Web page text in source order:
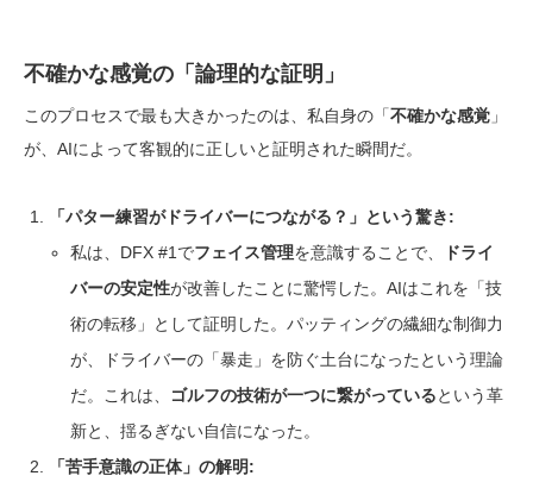
不確かな感覚の「論理的な証明」
このプロセスで最も大きかったのは、私自身の「不確かな感覚 」
が、AIによって客観的に正しいと証明された瞬間だ。
「パター練習がドライバーにつながる？」という驚き:
私は、DFX #1でフェイス管理を意識することで、
ドライ
バーの安定性が改善したことに驚愕した。AIはこれを「技
術の転移」として証明した。パッティングの繊細な制御力
が、ドライバーの「暴走」を防ぐ土台になったという理論
だ。これは、
ゴルフの技術が一つに繋がっているという革
新と、揺るぎない自信になった。
「苦手意識の正体」の解明: